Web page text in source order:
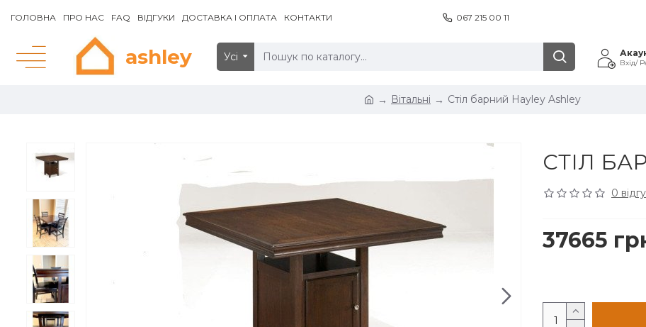
ГОЛОВНА ПРО НАС FAQ ВІДГУКИ ДОСТАВКА І ОПЛАТА КОНТАКТИ 067 215 00 11
ashley Усі Вхід/
Вітальні Стіл барний Hayley Ashley
СТІЛ
0
37665